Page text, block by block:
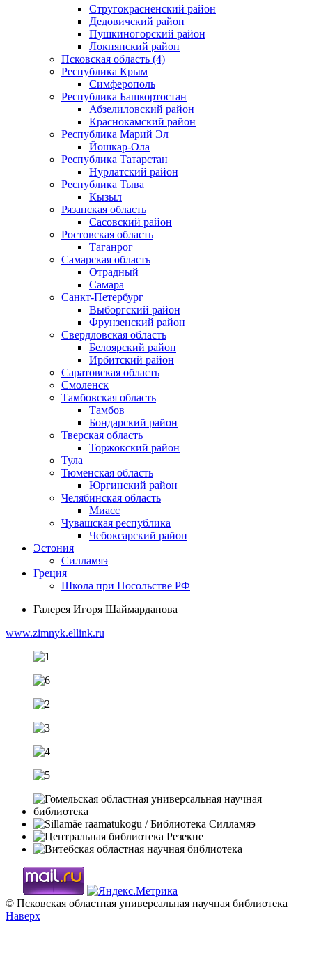
Стругокрасненский район
Дедовичский район
Пушкиногорский район
Локнянский район
Псковская область (4)
Республика Крым
Симферополь
Республика Башкортостан
Абзелиловский район
Краснокамский район
Республика Марий Эл
Йошкар-Ола
Республика Татарстан
Нурлатский район
Республика Тыва
Кызыл
Рязанская область
Сасовский район
Ростовская область
Таганрог
Самарская область
Отрадный
Самара
Санкт-Петербург
Выборгский район
Фрунзенский район
Свердловская область
Белоярский район
Ирбитский район
Саратовская область
Смоленск
Тамбовская область
Тамбов
Бондарский район
Тверская область
Торжокский район
Тула
Тюменская область
Юргинский район
Челябинская область
Миасс
Чувашская республика
Чебоксарский район
Эстония
Силламяэ
Греция
Школа при Посольстве РФ
Галерея Игоря Шаймарданова
www.zimnyk.ellink.ru
© Псковская областная универсальная научная библиотека
Наверх